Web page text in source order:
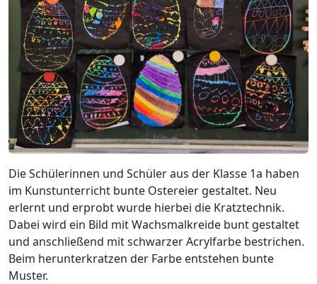
Die Schülerinnen und Schüler aus der Klasse 1a haben
im Kunstunterricht bunte Ostereier gestaltet. Neu
erlernt und erprobt wurde hierbei die Kratztechnik.
Dabei wird ein Bild mit Wachsmalkreide bunt gestaltet
und anschließend mit schwarzer Acrylfarbe bestrichen.
Beim herunterkratzen der Farbe entstehen bunte
Muster.